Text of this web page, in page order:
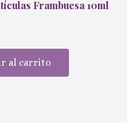
Frambuesa 10ml
al carrito